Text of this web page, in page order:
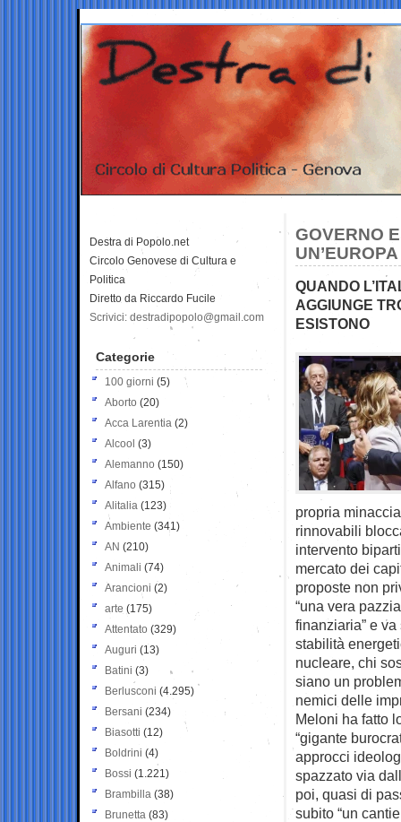
GOVERNO
QUANDO
AGGIUNGE
ESISTONO
propria
rinnovabili
intervento
mercato dei
proposte non
“una vera
finanziaria” e
stabilità
nucleare, chi
siano un
nemici delle
Meloni ha fatto
“gigante
approcci
spazzato via
poi, quasi di
subito “un
Destra di Popolo.net
Circolo Genovese di Cultura e
Politica
Diretto da Riccardo Fucile
Scrivici: destradipopolo@gmail.com
Categorie
100 giorni (5)
Aborto (20)
Acca Larentia (2)
Alcool (3)
Alemanno (150)
Alfano (315)
Alitalia (123)
Ambiente (341)
AN (210)
Animali (74)
Arancioni (2)
arte (175)
Attentato (329)
Auguri (13)
Batini (3)
Berlusconi (4.295)
Bersani (234)
Biasotti (12)
Boldrini (4)
Bossi (1.221)
Brambilla (38)
Brunetta (83)